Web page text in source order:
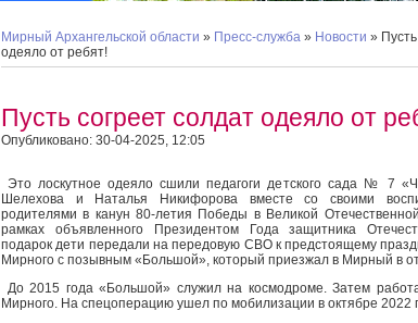
Мирный Архангельской области » Пресс-служба » Новости »
одеяло от ребят!
Пусть согреет солдат одеяло от
Опубликовано: 30-04-2025, 12:05
Это лоскутное одеяло сшили педагоги детского сада № 7
Шелехова и Наталья Никифорова вместе со своими
родителями в канун 80-летия Победы в Великой
рамках объявленного Президентом Года защитника
подарок дети передали на передовую СВО к предстоящему
Мирного с позывным «Большой», который приезжал в Мирный в
До 2015 года «Большой» служил на космодроме. Затем
Мирного. На спецоперацию ушел по мобилизации в октябре 2022